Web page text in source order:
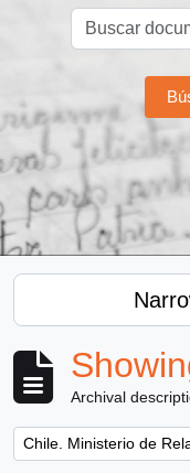
Archival
Remove filter:
Chile. Ministerio de